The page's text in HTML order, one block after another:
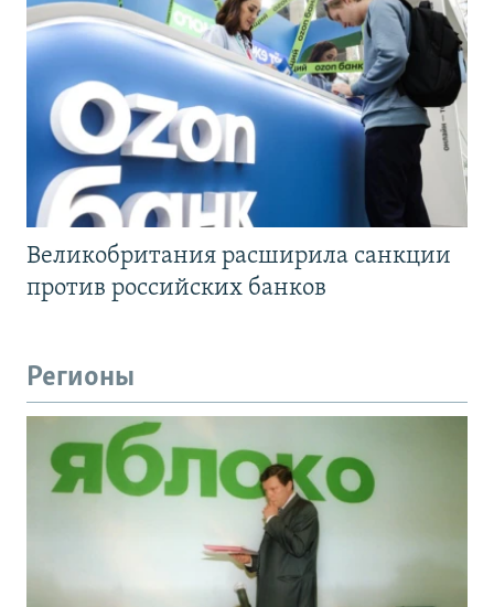
Великобритания расширила санкции
против российских банков
Регионы